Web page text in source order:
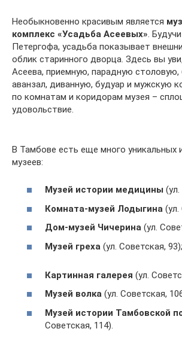
Необыкновенно красивым является
комплекс «Усадьба Асеевых».
Петергофа, усадьба показывает
облик старинного дворца. Здесь вы
Асеева, приемную, парадную столовую,
аванзал, диванную, будуар и мужскую
по комнатам и коридорам музея –
удовольствие.
В Тамбове есть еще много уникальных
музеев:
Музей истории медицины
Комната-музей Лодыгина (ул.
Дом-музей Чичерина (ул.
Музей греха (ул. Советская, 93);
Картинная галерея (ул.
Музей волка (ул. Советская,
Музей истории Тамбовской
Советская, 114).